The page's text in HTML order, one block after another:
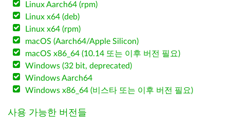
Linux Aarch64 (rpm)
Linux x64 (deb)
Linux x64 (rpm)
macOS (Aarch64/Apple Silicon)
macOS x86_64 (10.14 또는 이후 버전 필요)
Windows (32 bit, deprecated)
Windows Aarch64
Windows x86_64 (비스타 또는 이후 버전 필요)
사용 가능한 버전들